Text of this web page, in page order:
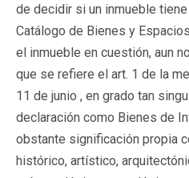
de decidir si un inmueble
Catálogo de Bienes y
el inmueble en cuestión, aun
que se refiere el art. 1 de la
11 de junio , en grado tan
declaración como Bienes de
obstante significación propia
histórico, artístico,